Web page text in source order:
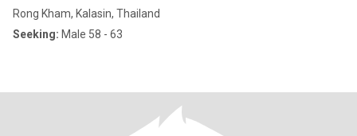
Rong Kham, Kalasin, Thailand
Seeking: Male 58 - 63